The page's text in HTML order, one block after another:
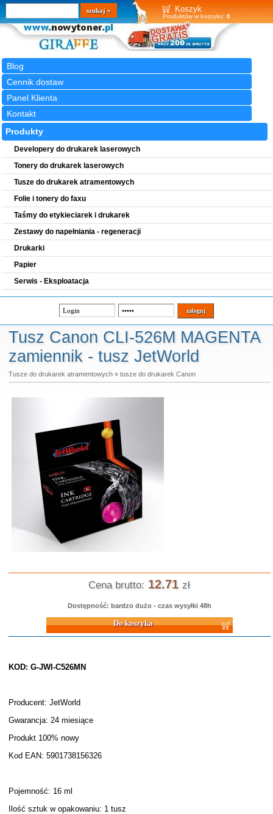
Koszyk
Produktów w koszyku: 0
Blog
Cennik dostaw
Panel Klienta
Kontakt
Wyszukiwarka
szukaj
Produkty
Developery do drukarek laserowych
Tonery do drukarek laserowych
Tusze do drukarek atramentowych
Folie i tonery do faxu
Taśmy do etykieciarek i drukarek
Zestawy do napełniania - regeneracji
Drukarki
Papier
Serwis - Eksploatacja
Tusz Canon CLI-526M MAGENTA
zamiennik - tusz JetWorld
Tusze do drukarek atramentowych» tusze do drukarek Canon
Cena brutto: 12.71 zł
Dostępność: bardzo dużo - czas wysyłki 48h
Do koszyka
KOD: G-JWI-C526MN
Producent: JetWorld
Gwarancja: 24 miesiące
Produkt 100% nowy
Kod EAN: 5901738156326
Pojemność: 16 ml
Ilość sztuk w opakowaniu: 1 tusz